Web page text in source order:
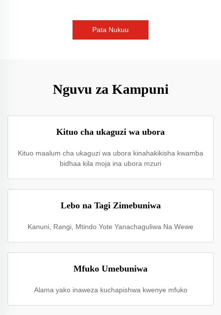
Pata Nukuu
Nguvu za Kampuni
Kituo cha ukaguzi wa ubora
Kituo maalum cha ukaguzi wa ubora kinahakikisha kwamba
bidhaa kila moja ina ubora mzuri
Lebo na Tagi Zimebuniwa
Kanuni, Rangi, Mtindo Yote Yanachaguliwa Na Wewe
Mfuko Umebuniwa
Alama yako inaweza kuchapishwa kwenye mfuko